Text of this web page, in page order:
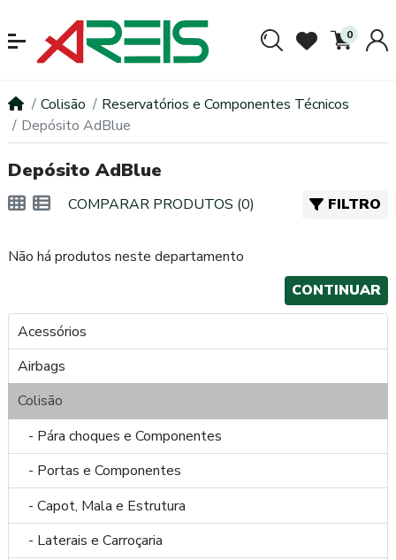
0
Colisão
Reservatórios e Componentes Técnicos
Depósito AdBlue
Acessórios
Airbags
Colisão
- Pára choques e Componentes
- Portas e Componentes
- Capot, Mala e Estrutura
- Laterais e Carroçaria
Depósito AdBlue
FILTRO
COMPARAR PRODUTOS (0)
Não há produtos neste departamento
CONTINUAR